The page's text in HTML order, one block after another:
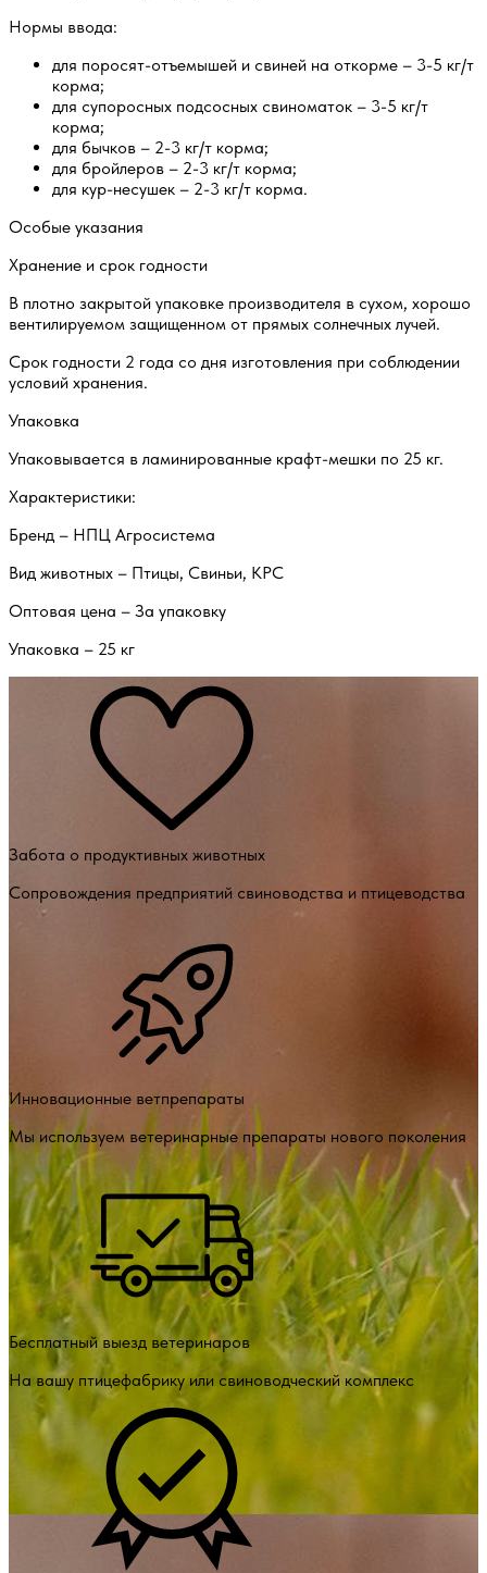
Нормы ввода:
для поросят-отъемышей и свиней на откорме – 3-5 кг/т
корма;
для супоросных подсосных свиноматок – 3-5 кг/т
корма;
для бычков – 2-3 кг/т корма;
для бройлеров – 2-3 кг/т корма;
для кур-несушек – 2-3 кг/т корма.
Особые указания
Хранение и срок годности
В плотно закрытой упаковке производителя в сухом, хорошо
вентилируемом защищенном от прямых солнечных лучей.
Срок годности 2 года со дня изготовления при соблюдении
условий хранения.
Упаковка
Упаковывается в ламинированные крафт-мешки по 25 кг.
Характеристики:
Бренд – НПЦ Агросистема
Вид животных – Птицы, Свиньи, КРС
Оптовая цена – За упаковку
Упаковка – 25 кг
Забота о продуктивных животных
Сопровождения предприятий свиноводства и птицеводства
Инновационные ветпрепараты
Мы используем ветеринарные препараты нового поколения
Бесплатный выезд ветеринаров
На вашу птицефабрику или свиноводческий комплекс